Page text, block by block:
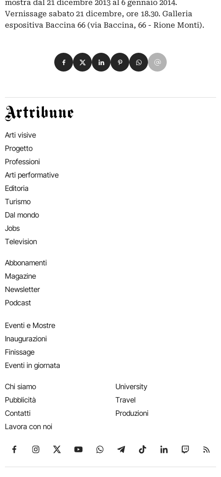
mostra dal 21 dicembre 2013 al 6 gennaio 2014.
Vernissage sabato 21 dicembre, ore 18.30. Galleria
espositiva Baccina 66 (via Baccina, 66 - Rione Monti).
Condividi su Facebook
Condividi su X
Condividi su LinkedIn
Condividi su Pinterest
Condividi su WhatsApp
Condividi su Email
Artribune
Arti visive
Progetto
Professioni
Arti performative
Editoria
Turismo
Dal mondo
Jobs
Television
Abbonamenti
Magazine
Newsletter
Podcast
Eventi e Mostre
Inaugurazioni
Finissage
Eventi in giornata
Chi siamo
Pubblicità
Contatti
Lavora con noi
University
Travel
Produzioni
Seguici su Facebook
Seguici su Instagram
Seguici su X
Seguici su YouTube
Seguici su WhatsApp
Seguici su Telegram
Seguici su TikTok
Seguici su
Seguici